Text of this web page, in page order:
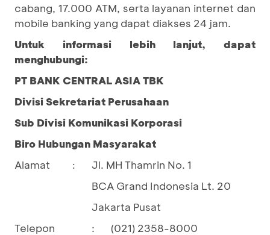
cabang, 17.000 ATM, serta layanan internet dan
mobile banking yang dapat diakses 24 jam.
Untuk informasi lebih lanjut, dapat
menghubungi:
PT BANK CENTRAL ASIA TBK
Divisi Sekretariat Perusahaan
Sub Divisi Komunikasi Korporasi
Biro Hubungan Masyarakat
Alamat
:
Jl. MH Thamrin No. 1
BCA Grand Indonesia Lt. 20
Jakarta Pusat
Telepon
:
(021) 2358-8000